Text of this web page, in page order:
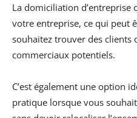
La domiciliation d’entreprise
votre entreprise, ce qui peut
souhaitez trouver des clients
commerciaux potentiels.
C’est également une option
pratique lorsque vous